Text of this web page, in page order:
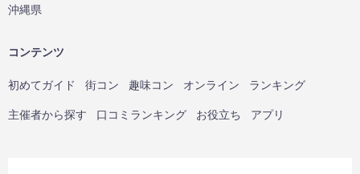
沖縄県
コンテンツ
初めてガイド 街コン 趣味コン オンライン ランキング
主催者から探す 口コミランキング お役立ち アプリ